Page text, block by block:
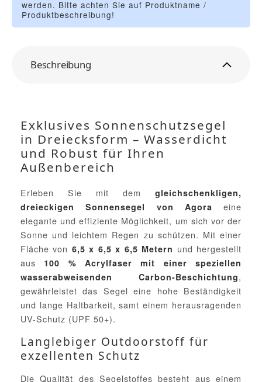
werden. Bitte achten Sie auf Produktname /
Produktbeschreibung!
Beschreibung
Exklusives Sonnenschutzsegel
in Dreiecksform – Wasserdicht
und Robust für Ihren
Außenbereich
Erleben Sie mit dem gleichschenkligen,
dreieckigen Sonnensegel von Agora eine
elegante und effiziente Möglichkeit, um sich vor der
Sonne und leichtem Regen zu schützen. Mit einer
Fläche von 6,5 x 6,5 x 6,5 Metern und hergestellt
aus 100 % Acrylfaser mit einer speziellen
wasserabweisenden Carbon-Beschichtung,
gewährleistet das Segel eine hohe Beständigkeit
und lange Haltbarkeit, samt einem herausragenden
UV-Schutz (UPF 50+).
Langlebiger Outdoorstoff für
exzellenten Schutz
Die Qualität des Segelstoffes besteht aus einem